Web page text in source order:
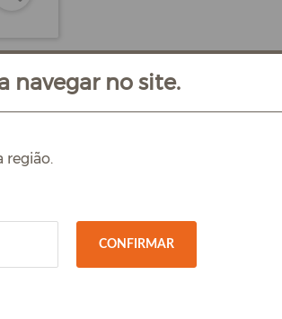
região.
CONFIRMAR
navegar no site.